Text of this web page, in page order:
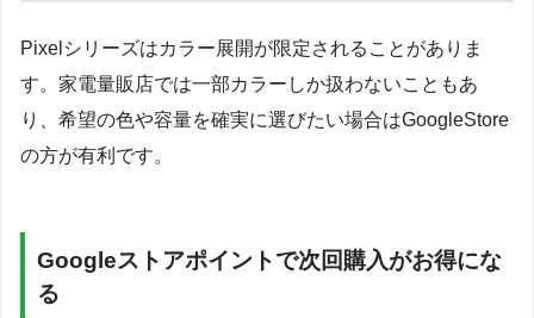
Pixelシリーズはカラー展開が限定されることがありま
す。家電量販店では一部カラーしか扱わないこともあ
り、希望の色や容量を確実に選びたい場合はGoogleStore
の方が有利です。
Googleストアポイントで次回購入がお得にな
る